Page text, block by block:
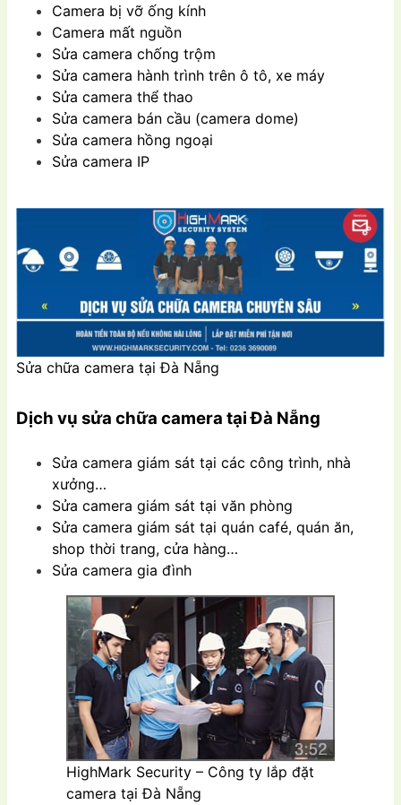
Camera bị vỡ ống kính
Camera mất nguồn
Sửa camera chống trộm
Sửa camera hành trình trên ô tô, xe máy
Sửa camera thể thao
Sửa camera bán cầu (camera dome)
Sửa camera hồng ngoại
Sửa camera IP
Sửa chữa camera tại Đà Nẵng
Dịch vụ sửa chữa camera tại Đà Nẵng
Sửa camera giám sát tại các công trình, nhà
xưởng…
Sửa camera giám sát tại văn phòng
Sửa camera giám sát tại quán café, quán ăn,
shop thời trang, cửa hàng…
Sửa camera gia đình
HighMark Security – Công ty lắp đặt
camera tại Đà Nẵng